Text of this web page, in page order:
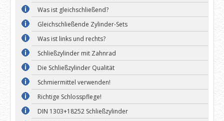
Was ist gleichschließend?
Gleichschließende Zylinder-Sets
Was ist links und rechts?
Schließzylinder mit Zahnrad
Die Schließzylinder Qualität
Schmiermittel verwenden!
Richtige Schlosspflege!
DIN 1303+18252 Schließzylinder